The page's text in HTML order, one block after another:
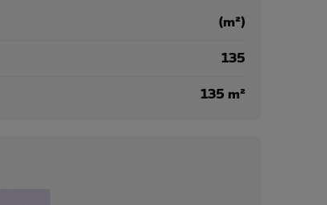
(m²)
135
135 m²